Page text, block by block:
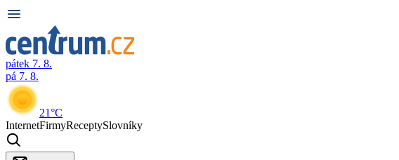
pátek 7. 8.
pá 7. 8.
21°C
InternetFirmyReceptySlovníky